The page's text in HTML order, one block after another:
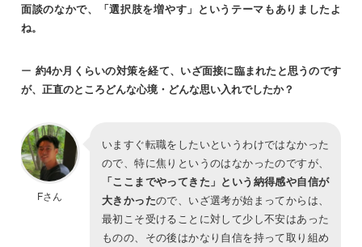
面談のなかで、「選択肢を増やす」というテーマもありましたよ
ね。
ー 約4か月くらいの対策を経て、いざ面接に臨まれたと思うのです
が、正直のところどんな心境・どんな思い入れでしたか？
Fさん
いますぐ転職をしたいというわけではなかった
ので、特に焦りというのはなかったのですが、
「ここまでやってきた」という納得感や自信が
大きかったので、いざ選考が始まってからは、
最初こそ受けることに対して少し不安はあった
ものの、その後はかなり自信を持って取り組め